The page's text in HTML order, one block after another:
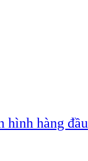
hình hàng đầu